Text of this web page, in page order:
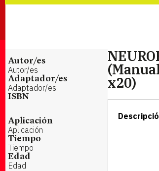
Autor/es
Autor/es
Adaptador/es
Adaptador/es
ISBN
Aplicación
Aplicación
Tiempo
Tiempo
Edad
Edad
x20)